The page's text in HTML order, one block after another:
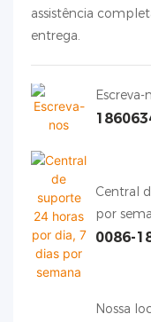
assistência
entrega.
Escreva-
Central
por
0086-
Nossa